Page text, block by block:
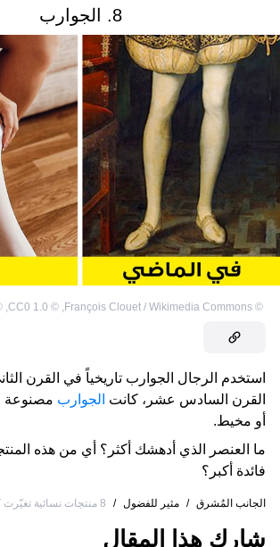
8. الجوارب
©
François Clouet / Wikimedia Commons
,
©
CC0 1.0
,
استخدم الرجال الجوارب تاريخياً في القرن
القرن السادس عشر، كانت الجوارب
أو مخيط.
ما العنصر الذي أدهشك أكثر؟ أي من هذه
فائدة أكبر؟
الجانب المُشرق / مثير للفضول / 8 منتجات نسائية تغيّرت كليّاً مع مرور الوقت
شارك هذا المقال